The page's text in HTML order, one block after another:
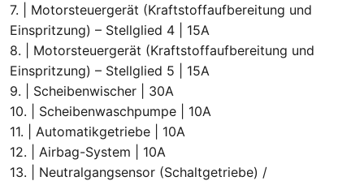
7. | Motorsteuergerät (Kraftstoffaufbereitung und
Einspritzung) – Stellglied 4 | 15A
8. | Motorsteuergerät (Kraftstoffaufbereitung und
Einspritzung) – Stellglied 5 | 15A
9. | Scheibenwischer | 30A
10. | Scheibenwaschpumpe | 10A
11. | Automatikgetriebe | 10A
12. | Airbag-System | 10A
13. | Neutralgangsensor (Schaltgetriebe) /